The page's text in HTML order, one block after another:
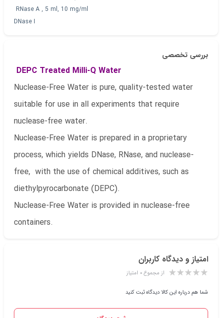
RNase A , 5 ml, 10 mg/ml
DNase I
بررسی تخصصی
DEPC Treated Milli-Q Water
Nuclease-Free Water is pure, quality-tested water
suitable for use in all experiments that require
nuclease-free water.
Nuclease-Free Water is prepared in a proprietary
process, which yields DNase, RNase, and nuclease-
free, with the use of chemical additives, such as
diethylpyrocarbonate (DEPC).
Nuclease-Free Water is provided in nuclease-free
containers.
امتیاز و دیدگاه کاربران
از مجموع ۰ امتیاز
شما هم درباره این کالا دیدگاه ثبت کنید